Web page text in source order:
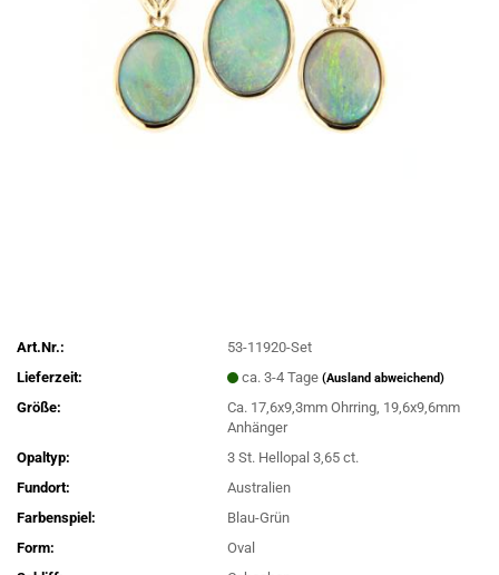
Art.Nr.:
53-11920-Set
Lieferzeit:
ca. 3-4 Tage(Ausland abweichend)
Größe:
Ca. 17,6x9,3mm Ohrring, 19,6x9,6mm
Anhänger
Opaltyp:
3 St. Hellopal 3,65 ct.
Fundort:
Australien
Farbenspiel:
Blau-Grün
Form:
Oval